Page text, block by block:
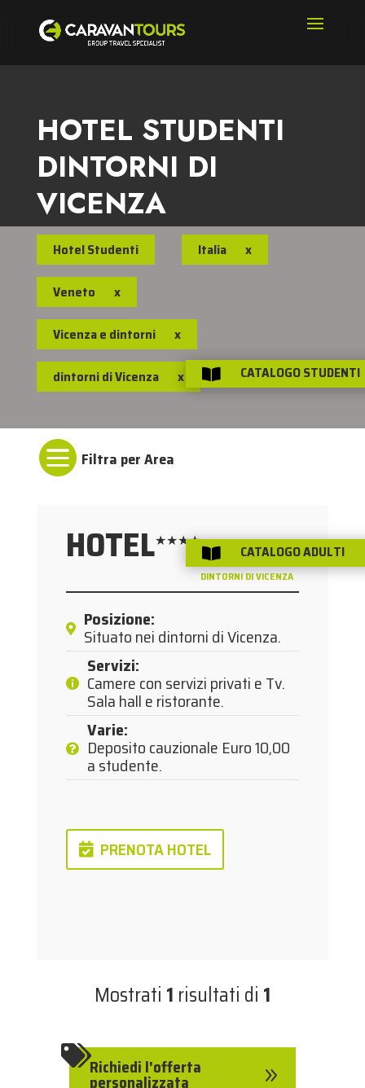
HOTEL STUDENTI
DINTORNI DI
VICENZA
Hotel Studenti Italia x
Veneto x
Vicenza e dintorni x
dintorni di Vicenza x

HOTEL★★★★
VICENZA E DINTORNI/
DINTORNI DI VICENZA
Posizione:
Situato nei dintorni di Vicenza.
Servizi:
Camere con servizi privati e Tv.
Sala hall e ristorante.
Varie:
Deposito cauzionale Euro 10,00
a studente.
PRENOTA HOTEL
Mostrati 1 risultati di 1
Richiedi l'offerta
personalizzata
9
 CATALOGO STUDENTI
 CATALOGO ADULTI